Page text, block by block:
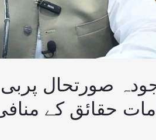
صورتحال
حقائق کے